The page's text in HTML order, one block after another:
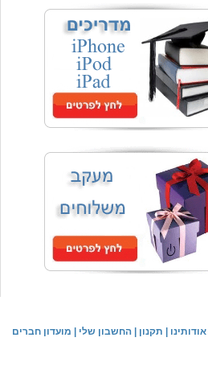
כיסוי אחורי לאייפון 4/4S
₪59.00
המחיר שלך
משלוח חינם
שעון יד אופנתי
₪59.00
המחיר שלך
משלוח חינם
שעון יד לילדים \ הלו קיטי - לבן
₪44.00 המחיר שלך
מועדון חברים החשבון שלי תקנון